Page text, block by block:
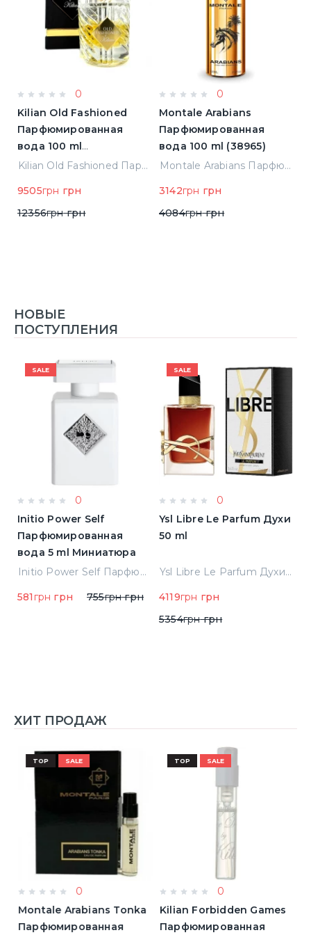
0
Kilian Old Fashioned
Парфюмированная
вода 100 ml
(3700550240723)
Kilian Old Fashioned Парфюмированная вода 100 ml (3700550240723)
9505грн грн
12356грнгрн
0
Montale Arabians
Парфюмированная
вода 100 ml (38965)
Montale Arabians Парфюмированная вода 100 ml (38965)
3142грн грн
4084грнгрн
НОВЫЕ
ПОСТУПЛЕНИЯ
SALE
0
Initio Power Self
Парфюмированная
вода 5 ml Миниатюра
Initio Power Self Парфюмированная вода 5 ml Миниатюра
581 грн грн 755грнгрн
SALE
0
Ysl Libre Le Parfum Духи
50 ml
Ysl Libre Le Parfum Духи 50 ml
4119грн грн
5354грнгрн
ХИТ ПРОДАЖ
TOP SALE
0
Montale Arabians Tonka
Парфюмированная
TOP SALE
0
Kilian Forbidden Games
Парфюмированная